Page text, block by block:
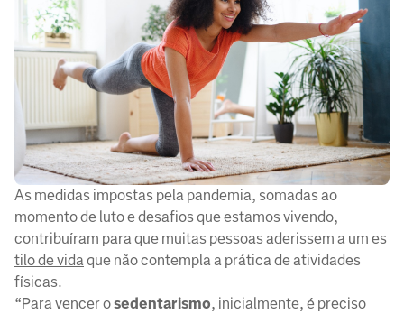
As medidas impostas pela pandemia, somadas ao
momento de luto e desafios que estamos vivendo,
contribuíram para que muitas pessoas aderissem a um es
tilo de vidaque não contempla a prática de atividades
físicas.
“Para vencer osedentarismo, inicialmente, é preciso